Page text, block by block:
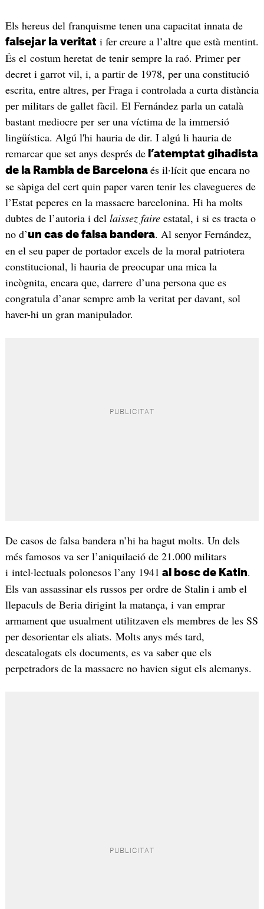
Els hereus del franquisme tenen una capacitat innata de
falsejar la veritati fer creure a l’altre que està mentint.
És el costum heretat de tenir sempre la raó. Primer per
decret i garrot vil, i, a partir de 1978, per una constitució
escrita, entre altres, per Fraga i controlada a curta distància
per militars de gallet fàcil. El Fernández parla un català
bastant mediocre per ser una víctima de la immersió
lingüística. Algú l'hi hauria de dir. I algú li hauria de
remarcar que set anys després del’atemptat gihadista
de la Rambla de Barcelona és il·lícit que encara no
se sàpiga del cert quin paper varen tenir les clavegueres de
l’Estat peperes en la massacre barcelonina. Hi ha molts
dubtes de l’autoria i del laissez faire estatal, i si es tracta o
no d’un cas de falsa bandera. Al senyor Fernández,
en el seu paper de portador excels de la moral patriotera
constitucional, li hauria de preocupar una mica la
incògnita, encara que, darrere d’una persona que es
congratula d’anar sempre amb la veritat per davant, sol
haver-hi un gran manipulador.
De casos de falsa bandera n’hi ha hagut molts. Un dels
més famosos va ser l’aniquilació de 21.000 militars
i intel·lectuals polonesos l’any 1941 al bosc de Katin.
Els van assassinar els russos per ordre de Stalin i amb el
llepaculs de Beria dirigint la matança, i van emprar
armament que usualment utilitzaven els membres de les SS
per desorientar els aliats. Molts anys més tard,
descatalogats els documents, es va saber que els
perpetradors de la massacre no havien sigut els alemanys.